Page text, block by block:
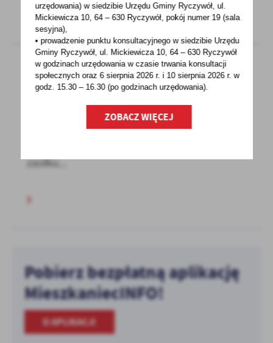
15 - 07 - 2020
ZASIŁEK OPIEKUŃCZY DO 26 LIPCA
zasiłku...
Pobierz bezpłatną aplikację
MieszkaniecINFO!
O APLIKACJI
urzędowania) w siedzibie Urzędu Gminy Ryczywół, ul.
Mickiewicza 10, 64 – 630 Ryczywół, pokójnumer 19 (sala
sesyjna),
• prowadzenie punktu konsultacyjnego w siedzibie Urzędu
Gminy Ryczywół, ul. Mickiewicza 10, 64 – 630 Ryczywół
w godzinachurzędowania w czasie trwania konsultacji
społecznych oraz 6 sierpnia 2026 r. i 10 sierpnia 2026 r. w
godz. 15.30 – 16.30 (po godzinachurzędowania).
ZOBACZ WIĘCEJ